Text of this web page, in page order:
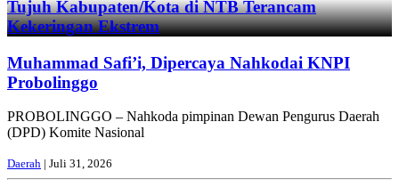
Tujuh Kabupaten/Kota di NTB Terancam
Kekeringan Ekstrem
Muhammad Safi’i, Dipercaya Nahkodai KNPI
Probolinggo
PROBOLINGGO – Nahkoda pimpinan Dewan Pengurus Daerah
(DPD) Komite Nasional
Daerah | Juli 31, 2026